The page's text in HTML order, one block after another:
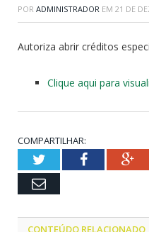
POR ADMINISTRADOR EM 21 DE
Autoriza abrir créditos
Clique aqui para
COMPARTILHAR:
TwitterFacebook
Email
CONTEÚDO RELACIONADO